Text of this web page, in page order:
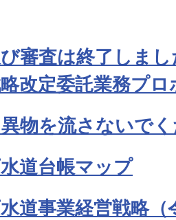
び審査は終了しま
改定委託業務プ
物を流さないで
道台帳マップ
道事業経営戦略